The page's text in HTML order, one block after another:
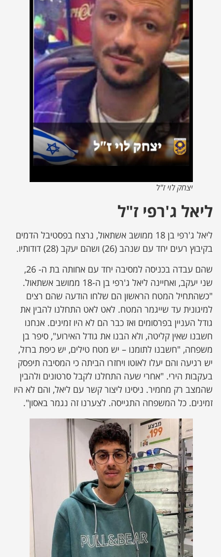
יצחק לוי ז"ל
ליאל ג'רפי ז"ל
ליאל ג'רפי בן 18 ממושב אשתאול, נרצח בפסטיבל הדמים
בקיבוץ רעים יחד עם שנהב (26) ושהם יעקב (28) דודותיו.
שהם עבדה בכניסה למסיבה יחד עם אחותה בת ה- 26,
שני יעקב, ואחיינה ליאל ג'רפי בן ה-18 ממושב אשתאול.
"כשהתחיל המטח הראשון הם שלחו הודעה שהם רצים
למיגונית עד שייגמר המטח. לאט לאט התחלנו להבין את
גודל העניין בפרסומים ואז כבר הם לא היו זמינים. אנחנו
חשבנו שאין קליטה, ולא הבנו את גודל האירוע", סיפר בן
משפחה, "חשבנו לתומנו – יש מטח טילים, יש כיפת ברזל,
יש רגיעה והם יעלו לאוטו ויחזרו הביתה כי המסיבה תיפסק
בעקבות הירי. "אחרי שעה התחלנו לקבל סרטונים ולהבין
שהמצב רק מחמיר. ניסינו ליצור קשר עם ליאל, והם לא היו
זמינים. כל המשפחה התגייסה. לצערנו זה נגמר באסון".